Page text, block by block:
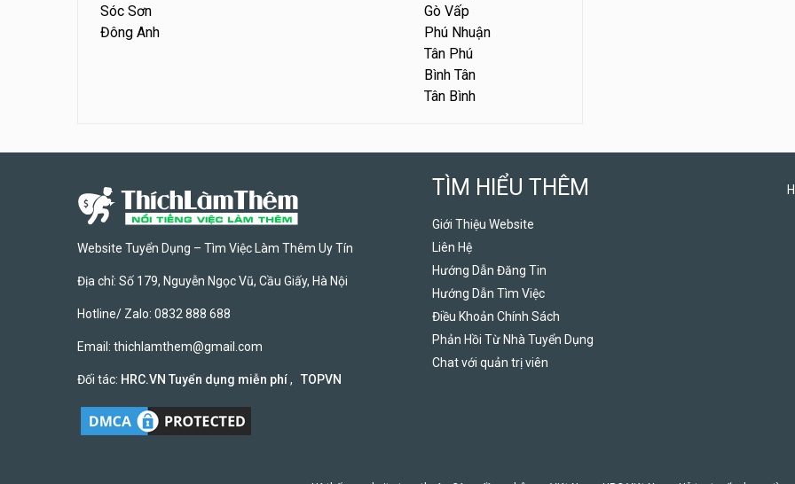
Sóc Sơn
Đông Anh
Gò Vấp
Phú Nhuận
Tân Phú
Bình Tân
Tân Bình
Website Tuyển Dụng – Tìm Việc Làm Thêm Uy Tín
Địa chỉ: Số 179, Nguyễn Ngọc Vũ, Cầu Giấy, Hà Nội
Hotline/ Zalo: 0832 888 688
Email: thichlamthem@gmail.com
Đối tác: HRC.VN Tuyển dụng miễn phí, TOPVN
TÌM HIỂU THÊM
Giới Thiệu Website
Liên Hệ
Hướng Dẫn Đăng Tin
Hướng Dẫn Tìm Việc
Điều Khoản Chính Sách
Phản Hồi Từ Nhà Tuyển Dụng
Chat với quản trị viên